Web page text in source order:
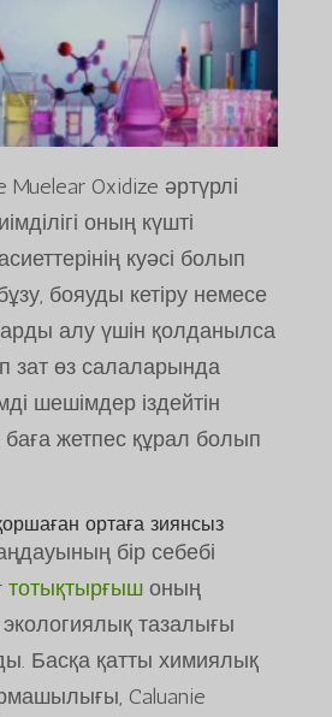
Oxidize әртүрлі
оның күшті
куәсі болып
бояуды кетіру немесе
алу үшін қолданылса
зат өз салаларында
шешімдер іздейтін
жетпес құрал болып
ортаға зиянсыз
бір себебі
тотықтырғышоның
экологиялық тазалығы
Басқа қатты химиялық
Caluanie